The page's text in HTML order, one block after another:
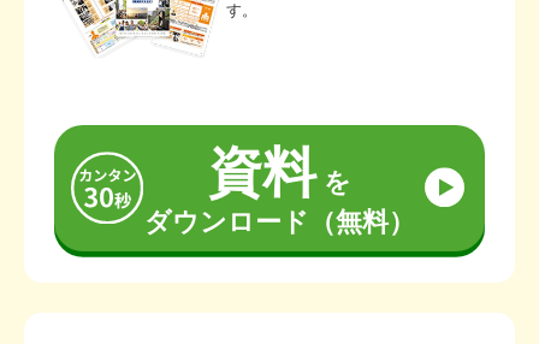
す。
資料を
ダウンロード（無料）